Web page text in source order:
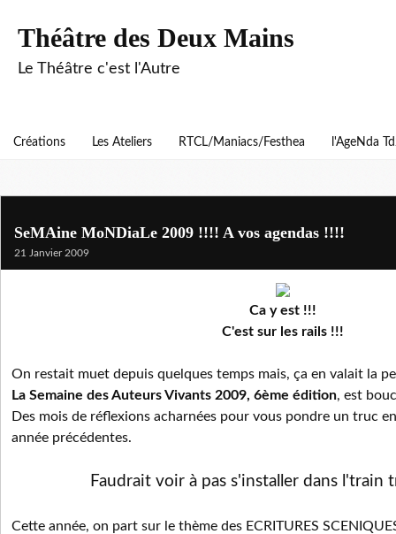
Théâtre des Deux Mains
Le Théâtre c'est l'Autre
Créations Les Ateliers RTCL/Maniacs/Festhea l'AgeNda
SeMAine MoNDiaLe 2009 !!!! A vos agendas !!!!
21 Janvier 2009
Ca y est !!!
C'est sur les rails !!!
On restait muet depuis quelques temps mais, ça en valait la
La Semaine des Auteurs Vivants 2009, 6ème édition, est
Des mois de réflexions acharnées pour vous pondre un truc
année précédentes.
Faudrait voir à pas s'installer dans l'train
Cette année, on part sur le thème des ECRITURES